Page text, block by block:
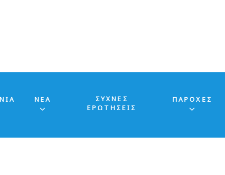
ΝΕΑ
ΣΥΧΝΕΣ
ΕΡΩΤΗΣΕΙΣ
ΠΑΡΟΧΕΣ